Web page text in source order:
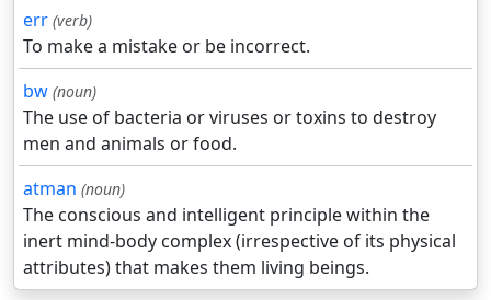
err (verb)
To make a mistake or be incorrect.
bw (noun)
The use of bacteria or viruses or toxins to destroy
men and animals or food.
atman (noun)
The conscious and intelligent principle within the
inert mind-body complex (irrespective of its physical
attributes) that makes them living beings.